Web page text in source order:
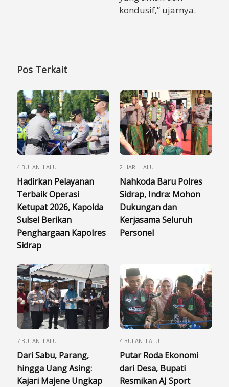
kondusif,” ujarnya.
Pos Terkait
4 BULAN LALU
Hadirkan Pelayanan
Terbaik Operasi
Ketupat 2026, Kapolda
Sulsel Berikan
Penghargaan Kapolres
Sidrap
2 HARI LALU
Nahkoda Baru Polres
Sidrap, Indra: Mohon
Dukungan dan
Kerjasama Seluruh
Personel
7 BULAN LALU
Dari Sabu, Parang,
hingga Uang Asing:
Kajari Majene Ungkap
4 BULAN LALU
Putar Roda Ekonomi
dari Desa, Bupati
Resmikan AJ Sport